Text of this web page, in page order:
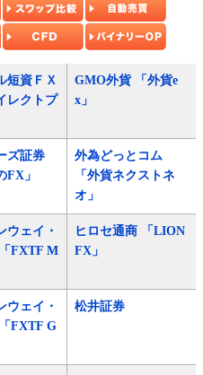
短資ＦＸ
レクトプ
GMO外貨 「外貨e
x」
ズ証券
FX」
外為どっとコム
「外貨ネクストネ
オ」
ウェイ・
FXTF M
ヒロセ通商 「LION
FX」
ウェイ・
FXTF G
松井証券